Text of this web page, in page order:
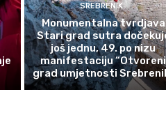
SREBRENIK
Monumentalna tvrdjava
Stari grad sutra
još jednu, 49. po nizu
manifestaciju “Otvoreni
grad umjetnosti